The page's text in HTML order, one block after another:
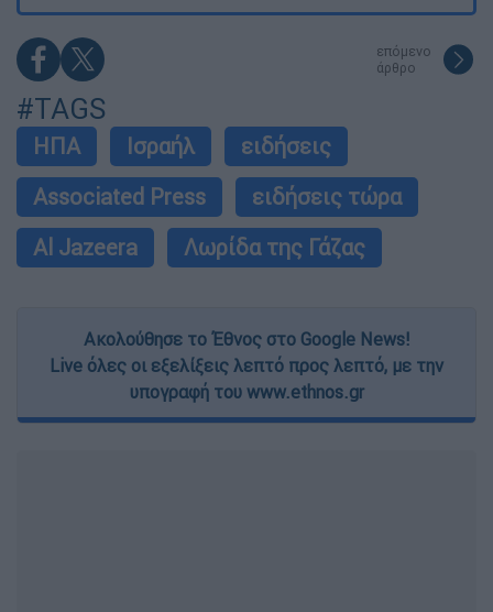
επόμενο
άρθρο
#TAGS
ΗΠΑ Ισραήλ
ειδήσεις
Associated Press
ειδήσεις τώρα
Al Jazeera
Λωρίδα της Γάζας
Ακολούθησε το Έθνος στο Google News!
Live όλες οι εξελίξεις λεπτό προς λεπτό, με την
υπογραφή του www.ethnos.gr